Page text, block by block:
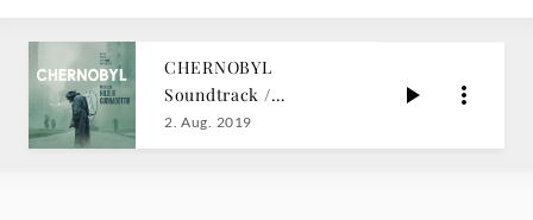
CHERNOBYL
Soundtrack /
Guðnadóttir
2. Aug. 2019